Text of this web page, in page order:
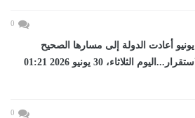
0
برلماني: ثورة 30 يونيو أعادت الدولة إلى مسارها الصحيح
ورسخت دعائم الاستقرار...اليوم الثلاثاء، 30 يونيو 2026 01:21
0